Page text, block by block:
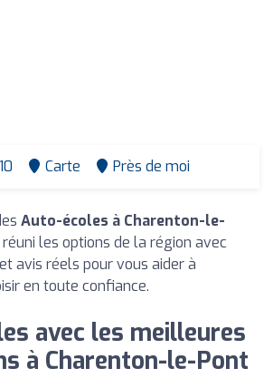
Carte Près de moi
Auto-écoles à Charenton-le-
réuni les options de la région avec
avis réels pour vous aider à
en toute confiance.
avec les meilleures
à Charenton-le-Pont